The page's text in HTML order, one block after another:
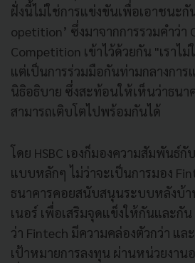
ฝั่งนี้ไม่ใช่การแข่งขันเพื่อเอาชนะกั
opetition’ ซึ่งมาจากการรวมคำว่า
Competition เข้าไว้ด้วยกัน "เราไ
แต่เป็นการร่วมมือกันท่ามกลางกา
นิธิอธิบาย ซึ่งสะท้อนให้เห็นว่าธนา
สามารถเติบโตไปพร้อมกันได้
โดย HSBC เองก็มองความสัมพันธ์กั
แบบหลักๆ ไม่ว่าจะเป็นการมอง
ธนาคารคอยสนับสนุนระบบหลังบ้
เนอร์ เพื่อเสริมจุดแข็งให้กันและกั
ว่า Fintech มีความคล่องตัวกว่า แ
เป้าหมายการลงทุน ผ่านหน่วยงานอ